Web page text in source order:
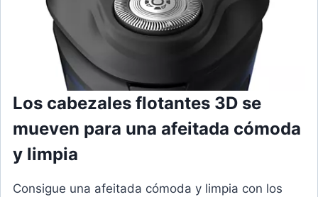
Los cabezales flotantes 3D se
mueven para una afeitada cómoda
y limpia
Consigue una afeitada cómoda y limpia con los